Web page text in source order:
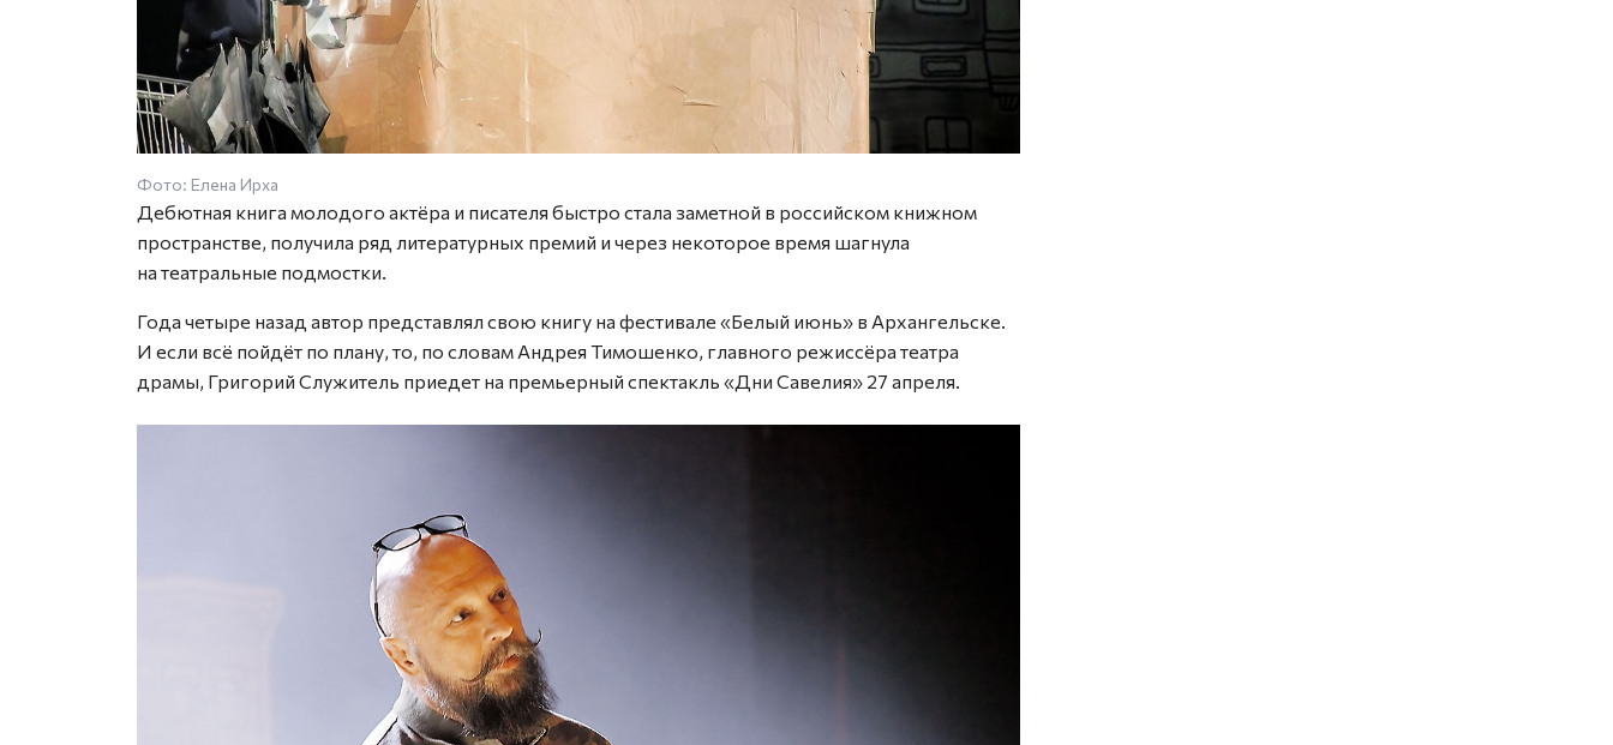
Фото: Елена Ирха
Дебютная книга молодого актёра и писателя быстро стала заметной в российском книжном
пространстве, получила ряд литературных премий и через некоторое время шагнула
на театральные подмостки.
Года четыре назад автор представлял свою книгу на фестивале «Белый июнь» в Архангельске.
И если всё пойдёт по плану, то, по словам Андрея Тимошенко, главного режиссёра театра
драмы, Григорий Служитель приедет на премьерный спектакль «Дни Савелия» 27 апреля.